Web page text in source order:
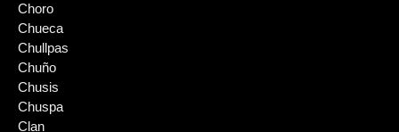
Choro
Chueca
Chullpas
Chuño
Chusis
Chuspa
Clan